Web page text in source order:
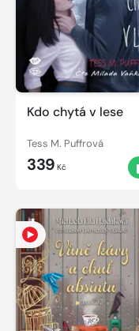
Kdo chytá v lese
Tess M. Puffrová
339 Kč